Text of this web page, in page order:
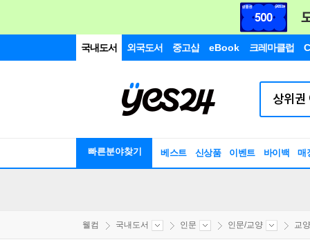
국내도서 외국도서 중고샵 eBook 크레마클럽
빠른분야찾기 베스트 신상품 이벤트 바이백 매
웰컴 국내도서 인문 인문/교양 교